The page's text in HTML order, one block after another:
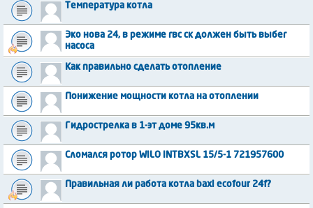
Температура котла
Эко нова 24, в режиме гвс ск должен быть выбег
насоса
Как правильно сделать отопление
Понижение мощности котла на отоплении
Гидрострелка в 1-эт доме 95кв.м
Сломался ротор WILO INTBXSL 15/5-1 721957600
Правильная ли работа котла baxi ecofour 24f?